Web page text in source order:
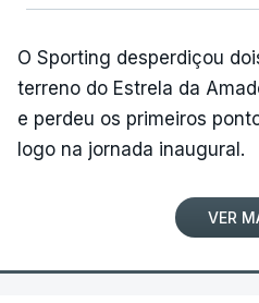
O Sporting desperdiçou
terreno do Estrela da
e perdeu os primeiros
logo na jornada inaugural.
VER